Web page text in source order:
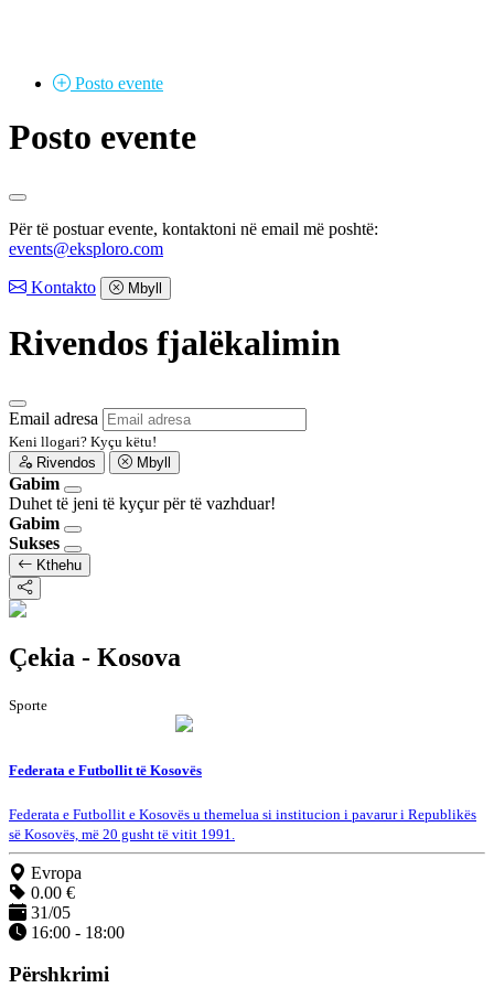
Posto evente
Posto evente
Për të postuar evente, kontaktoni në email më poshtë:
events@eksploro.com
Kontakto Mbyll
Rivendos fjalëkalimin
Email adresa
Keni llogari? Kyçu këtu!
Rivendos
Mbyll
Gabim
Duhet të jeni të kyçur për të vazhduar!
Gabim
Sukses
Kthehu
Çekia - Kosova
Sporte
Federata e Futbollit të Kosovës
Federata e Futbollit e Kosovës u themelua si institucion i pavarur i Republikës
së Kosovës, më 20 gusht të vitit 1991.
Evropa
0.00 €
31/05
16:00 - 18:00
Përshkrimi